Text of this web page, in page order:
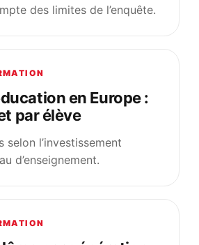
des limites de l’enquête.
en Europe :
par élève
selon l’investissement
d’enseignement.